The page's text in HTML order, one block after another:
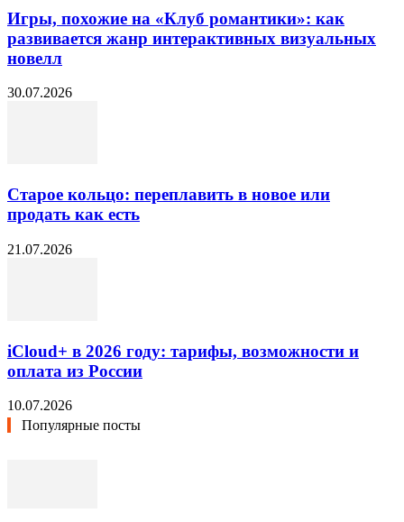
Игры, похожие на «Клуб романтики»: как
развивается жанр интерактивных визуальных
новелл
30.07.2026
Старое кольцо: переплавить в новое или
продать как есть
21.07.2026
iCloud+ в 2026 году: тарифы, возможности и
оплата из России
10.07.2026
Популярные посты